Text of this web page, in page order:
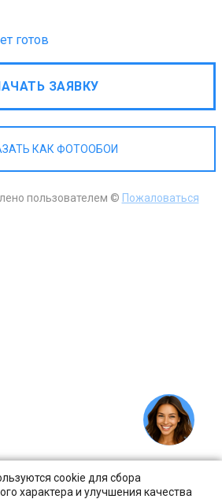
cookie для сбора
характера и улучшения качества
готов
ЗАЯВКУ
КАК ФОТООБОИ
пользователем © Пожаловаться